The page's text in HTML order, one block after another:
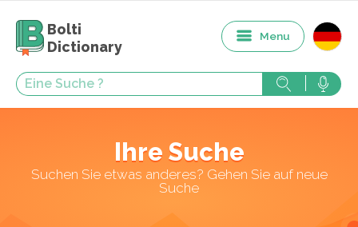
Bolti
Dictionary
Menu
Ihre Suche
Suchen Sie etwas anderes? Gehen Sie auf neue
Suche